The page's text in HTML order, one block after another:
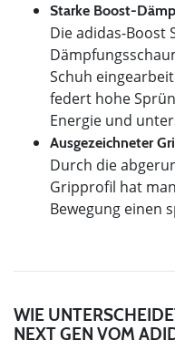
Starke Boost-
Die adidas-Boost
Schuh
federt hohe
Energie und
Ausgezeichneter
Durch die
Gripprofil hat
Bewegung einen
WIE
NEXT GEN VOM